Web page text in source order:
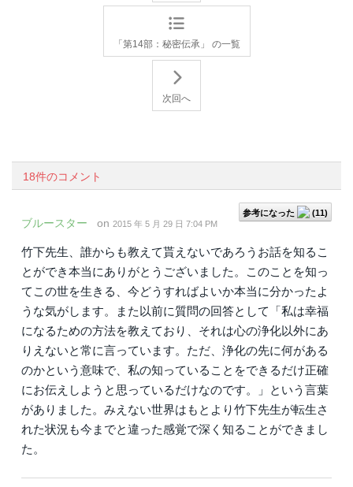
「第14部：秘密伝承」 の一覧
次回へ
18件のコメント
参考になった (11)
ブルースター on 2015 年 5 月 29 日 7:04 PM
竹下先生、誰からも教えて貰えないであろうお話を知るこ
とができ本当にありがとうございました。このことを知っ
てこの世を生きる、今どうすればよいか本当に分かったよ
うな気がします。また以前に質問の回答として「私は幸福
になるための方法を教えており、それは心の浄化以外にあ
りえないと常に言っています。ただ、浄化の先に何がある
のかという意味で、私の知っていることをできるだけ正確
にお伝えしようと思っているだけなのです。」という言葉
がありました。みえない世界はもとより竹下先生が転生さ
れた状況も今までと違った感覚で深く知ることができまし
た。